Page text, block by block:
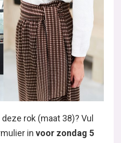
rok (maat 38)? Vul
in voor zondag 5